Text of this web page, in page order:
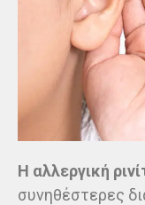
Η αλλεργική
συνηθέστερες